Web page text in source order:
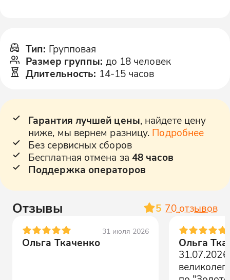
Тип: Групповая
Размер группы: до 18 человек
Длительность: 14-15 часов
Гарантия лучшей цены, найдете цену
ниже, мы вернем разницу. Подробнее
Без сервисных сборов
Бесплатная отмена за 48 часов
Поддержка операторов
Отзывы 5 70 отзывов
31 июля 2026
Ольга Ткаченко
Ольга